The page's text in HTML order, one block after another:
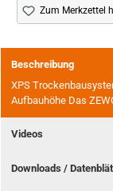
Zum Merkzettel
Beschreibung
XPS
Aufbauhöhe Das
Videos
Downloads /